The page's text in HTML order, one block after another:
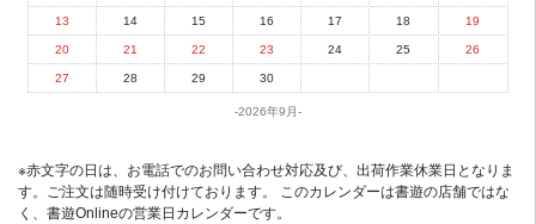
2026年9月
13 14 15 16 17 18 19
20 21 22 23 24 25 26
27 28 29 30
※赤文字の日は、お電話でのお問い合わせ対応及び、出荷作業休業日となりま
す。ご注文は随時受け付けております。 このカレンダーは書遊の店舗ではな
く、書遊Onlineの営業日カレンダーです。